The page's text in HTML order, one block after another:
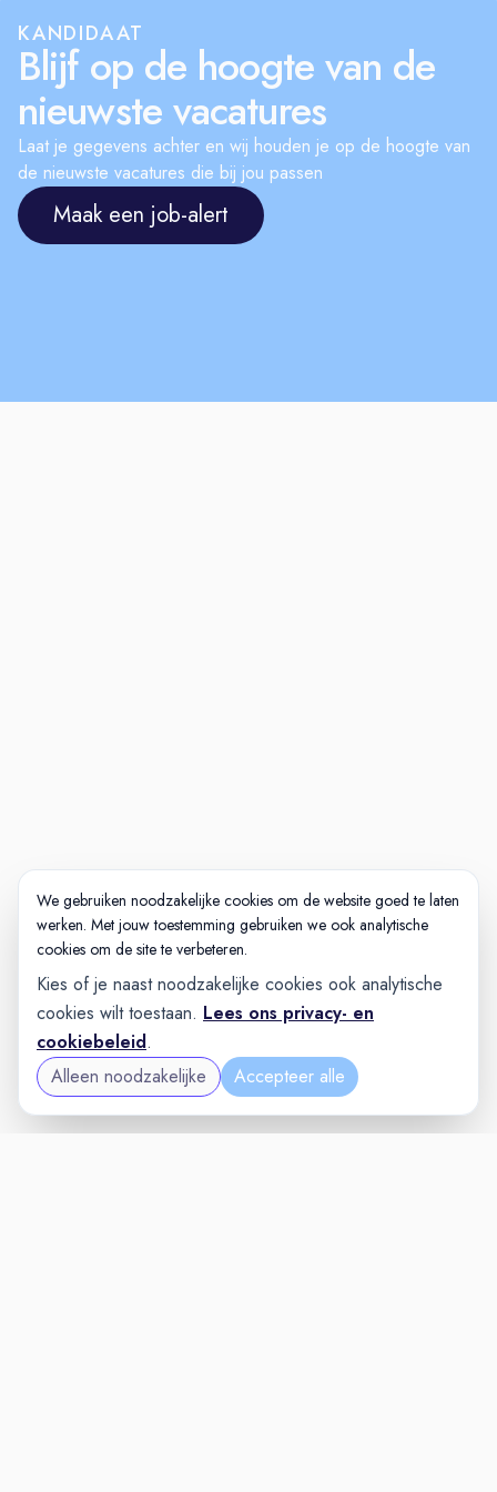
jouw advies duidelijk en overtuigend
over te brengen.
Je kunt goed plannen en procesmatig
werken, want je werkt altijd aan
meerdere projecten tegelijk.
Enthousiast geworden?
Reageer dan via
het
sollicitatieformulier
KANDIDAAT
Blijf op de hoogte van de
nieuwste vacatures
Laat je gegevens achter en wij houden je op de hoogte van
de nieuwste vacatures die bij jou passen
Maak een job-alert
We gebruiken noodzakelijke cookies om de website goed te laten
werken. Met jouw toestemming gebruiken we ook analytische
cookies om de site te verbeteren.
Kies of je naast noodzakelijke cookies ook analytische
cookies wilt toestaan. Lees ons privacy- en
cookiebeleid.
Alleen noodzakelijke
Accepteer alle